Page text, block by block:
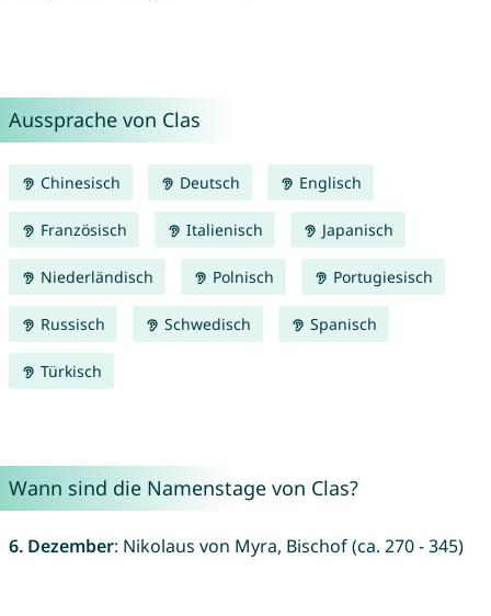
Aussprache von Clas
Chinesisch Deutsch Englisch
Französisch Italienisch Japanisch
Niederländisch Polnisch Portugiesisch
Russisch Schwedisch Spanisch
Türkisch
Wann sind die Namenstage von Clas?
6. Dezember: Nikolaus von Myra, Bischof (ca. 270 - 345)